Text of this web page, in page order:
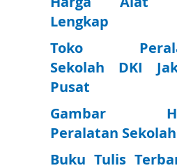
Lengkap
Toko
Sekolah DKI
Pusat
Gambar
Peralatan Sekolah
Buku Tulis